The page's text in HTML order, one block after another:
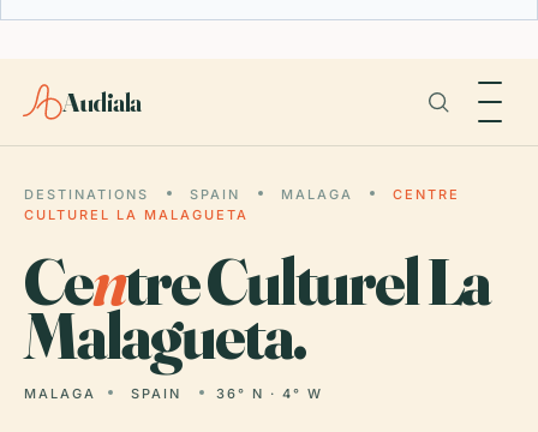
Audiala
DESTINATIONS SPAIN MALAGA
CENTRE
CULTUREL LA MALAGUETA
Centre Culturel La
Malagueta.
MALAGA SPAIN 36° N · 4° W